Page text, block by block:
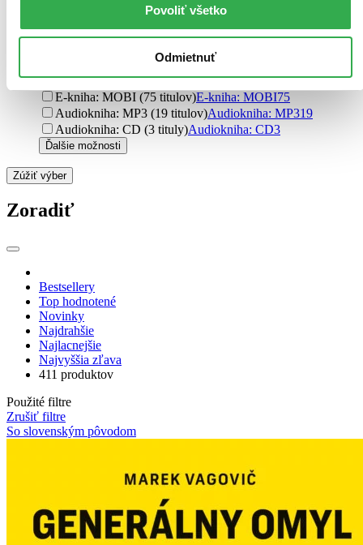
Povoliť všetko
Odmietnuť
E-kniha: PDF (79 titulov)E-kniha: PDF
E-kniha: EPUB (75 titulov)E-kniha: EPUB75
E-kniha: MOBI (75 titulov)E-kniha: MOBI75
Audiokniha: MP3 (19 titulov)Audiokniha: MP319
Audiokniha: CD (3 tituly)Audiokniha: CD3
Ďalšie možnosti
Zúžiť výber
Zoradiť
Bestsellery
Top hodnotené
Novinky
Najdrahšie
Najlacnejšie
Najvyššia zľava
411 produktov
Použité filtre
Zrušiť filtre
So slovenským pôvodom